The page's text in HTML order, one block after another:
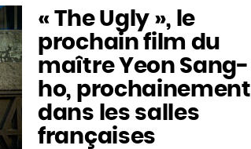
« The Ugly », le
prochain film du
maître Yeon Sang-
ho, prochainement
dans les salles
françaises